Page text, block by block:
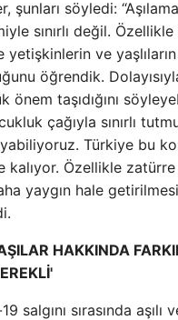
şunları söyledi:
sınırlı değil.
ve yaşlıların
öğrendik.
önem taşıdığını
çağıyla sınırlı
Türkiye bu
Özellikle zatürre
yaygın hale
HAKKINDA
salgını sırasında aşılı